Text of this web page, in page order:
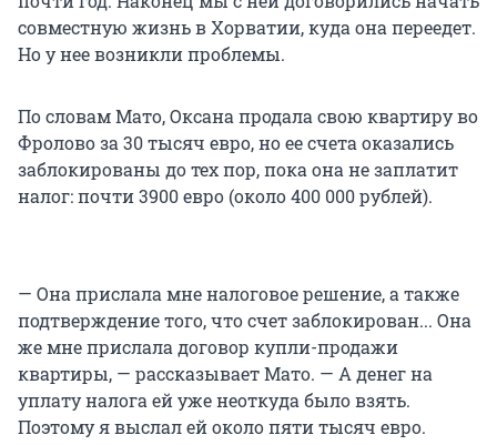
совместную жизнь в Хорватии, куда она переедет.
Но у нее возникли проблемы.
По словам Мато, Оксана продала свою квартиру во
Фролово за 30 тысяч евро, но ее счета оказались
заблокированы до тех пор, пока она не заплатит
налог: почти 3900 евро (около 400 000 рублей).
— Она прислала мне налоговое решение, а также
подтверждение того, что счет заблокирован... Она
же мне прислала договор купли-продажи
квартиры, — рассказывает Мато. — А денег на
уплату налога ей уже неоткуда было взять.
Поэтому я выслал ей около пяти тысяч евро.